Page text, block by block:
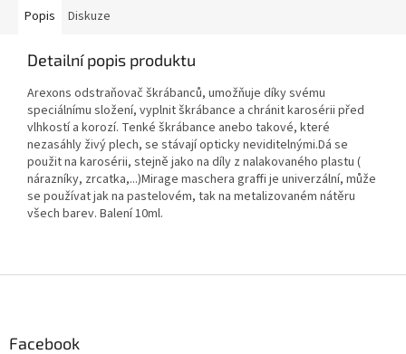
Popis Diskuze
Detailní popis produktu
Arexons odstraňovač škrábanců, umožňuje díky svému
speciálnímu složení, vyplnit škrábance a chránit karosérii před
vlhkostí a korozí. Tenké škrábance anebo takové, které
nezasáhly živý plech, se stávají opticky neviditelnými.Dá se
použit na karosérii, stejně jako na díly z nalakovaného plastu (
nárazníky, zrcatka,...)Mirage maschera graffi je univerzální, může
se používat jak na pastelovém, tak na metalizovaném nátěru
všech barev. Balení 10ml.
Facebook